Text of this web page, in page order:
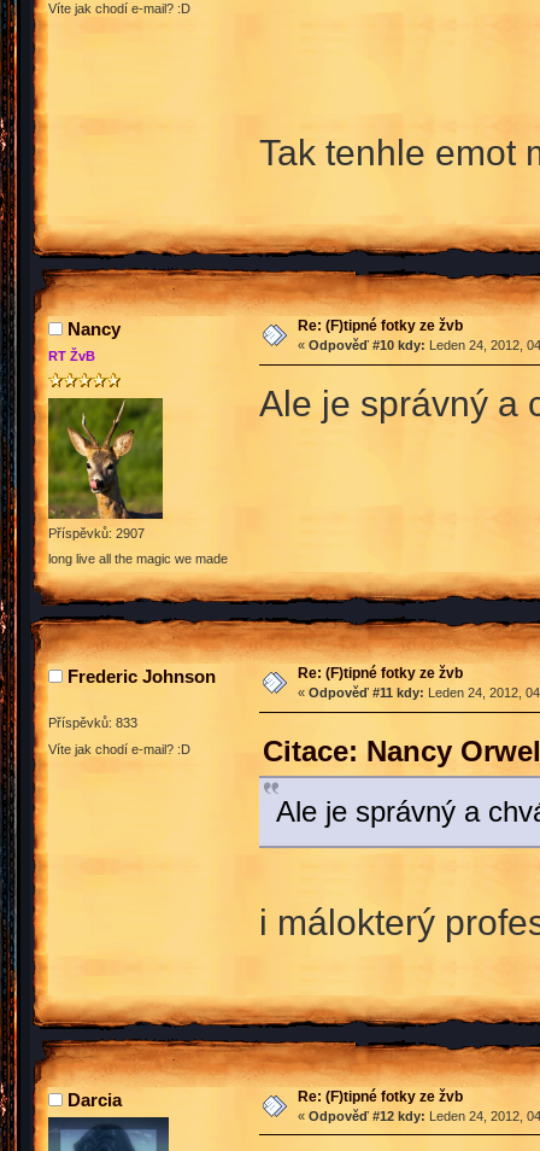
Víte jak chodí e-mail? :D
Tak tenhle
Nancy
RT ŽvB
Příspěvků: 2907
long live all the magic we made
Re: (F)tipné fotky ze žvb
« Odpověď #10 kdy: Leden 24, 2012,
Ale je správný a
Frederic Johnson
Příspěvků: 833
Víte jak chodí e-mail? :D
Re: (F)tipné fotky ze žvb
« Odpověď #11 kdy: Leden 24, 2012,
Citace: Nancy
Ale je správný a
i málokterý
Darcia Re: (F)tipné fotky ze žvb
« Odpověď #12 kdy: Leden 24, 2012,